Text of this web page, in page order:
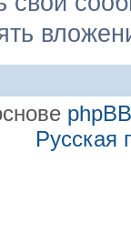
phpBB
Русская